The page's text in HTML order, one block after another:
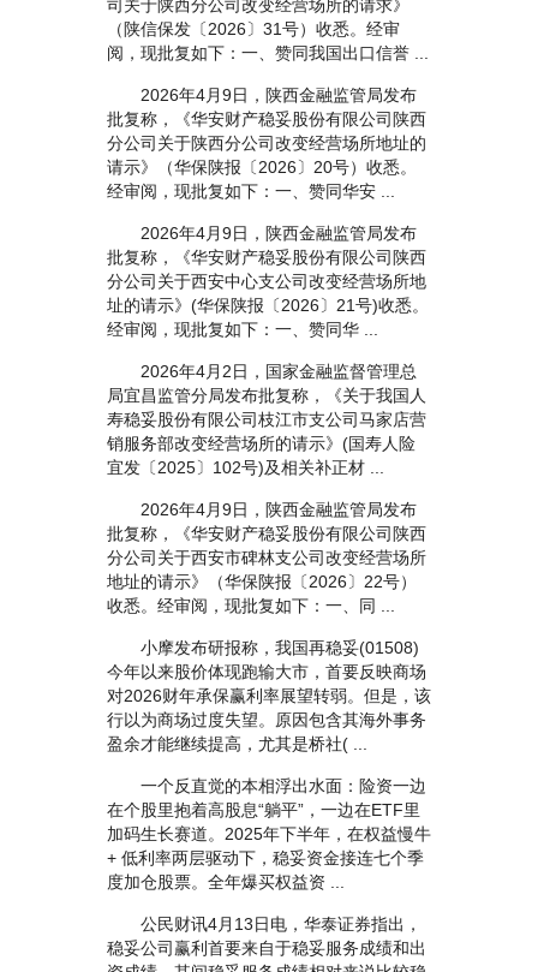
司关于陕西分公司改变经营场所的请求》
（陕信保发〔2026〕31号）收悉。经审
阅，现批复如下：一、赞同我国出口信誉 ...
2026年4月9日，陕西金融监管局发布
批复称，《华安财产稳妥股份有限公司陕西
分公司关于陕西分公司改变经营场所地址的
请示》（华保陕报〔2026〕20号）收悉。
经审阅，现批复如下：一、赞同华安 ...
2026年4月9日，陕西金融监管局发布
批复称，《华安财产稳妥股份有限公司陕西
分公司关于西安中心支公司改变经营场所地
址的请示》(华保陕报〔2026〕21号)收悉。
经审阅，现批复如下：一、赞同华 ...
2026年4月2日，国家金融监督管理总
局宜昌监管分局发布批复称，《关于我国人
寿稳妥股份有限公司枝江市支公司马家店营
销服务部改变经营场所的请示》(国寿人险
宜发〔2025〕102号)及相关补正材 ...
2026年4月9日，陕西金融监管局发布
批复称，《华安财产稳妥股份有限公司陕西
分公司关于西安市碑林支公司改变经营场所
地址的请示》（华保陕报〔2026〕22号）
收悉。经审阅，现批复如下：一、同 ...
小摩发布研报称，我国再稳妥(01508)
今年以来股价体现跑输大市，首要反映商场
对2026财年承保赢利率展望转弱。但是，该
行以为商场过度失望。原因包含其海外事务
盈余才能继续提高，尤其是桥社( ...
一个反直觉的本相浮出水面：险资一边
在个股里抱着高股息“躺平”，一边在ETF里
加码生长赛道。2025年下半年，在权益慢牛
+ 低利率两层驱动下，稳妥资金接连七个季
度加仓股票。全年爆买权益资 ...
公民财讯4月13日电，华泰证券指出，
稳妥公司赢利首要来自于稳妥服务成绩和出